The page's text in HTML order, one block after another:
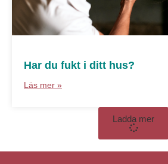
Har du fukt i ditt hus?
Läs mer »
Ladda mer